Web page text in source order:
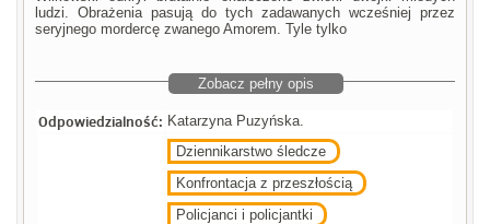
ludzi. Obrażenia pasują do tych zadawanych wcześniej przez
seryjnego mordercę zwanego Amorem. Tyle tylko
Zobacz pełny opis
Odpowiedzialność: Katarzyna Puzyńska.
Dziennikarstwo śledcze
Konfrontacja z przeszłością
Policjanci i policjantki